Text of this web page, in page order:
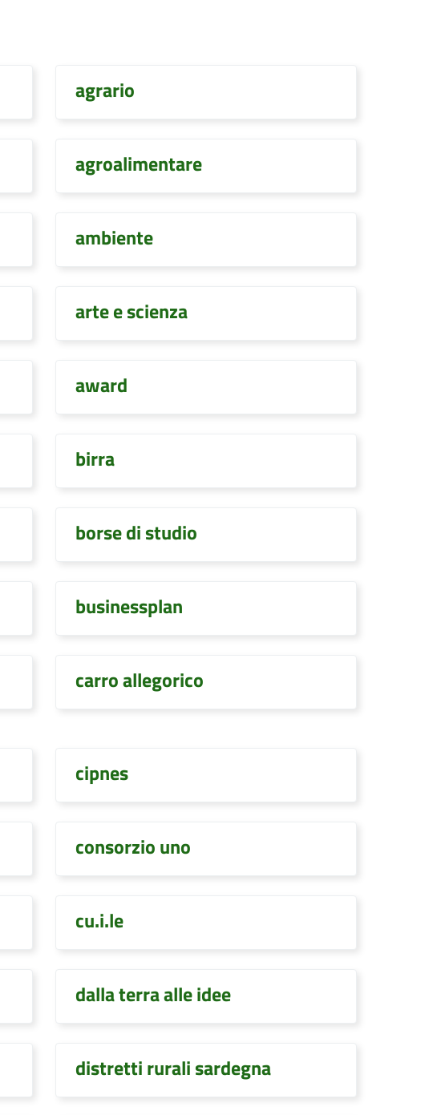
agrario
agroalimentare
ambiente
arte e scienza
award
birra
borse di studio
businessplan
carro allegorico
cipnes
consorzio uno
cu.i.le
dalla terra alle idee
distretti rurali sardegna